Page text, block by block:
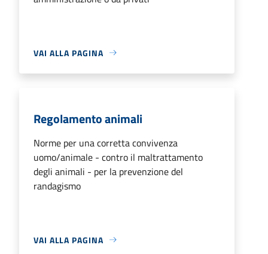
VAI ALLA PAGINA
Regolamento animali
Norme per una corretta convivenza
uomo/animale - contro il maltrattamento
degli animali - per la prevenzione del
randagismo
VAI ALLA PAGINA